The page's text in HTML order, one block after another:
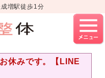
増駅徒歩1分
休みです。【LINE